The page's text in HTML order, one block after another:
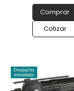
Comprar
Cotizar
Despacho
inmediato